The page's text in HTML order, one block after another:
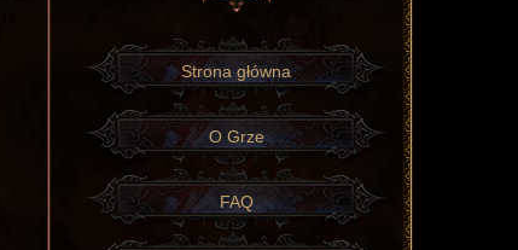
Strona główna
O Grze
FAQ